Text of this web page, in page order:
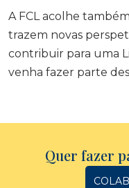
A FCL acolhe
trazem novas
contribuir para uma
venha fazer parte
Quer fazer